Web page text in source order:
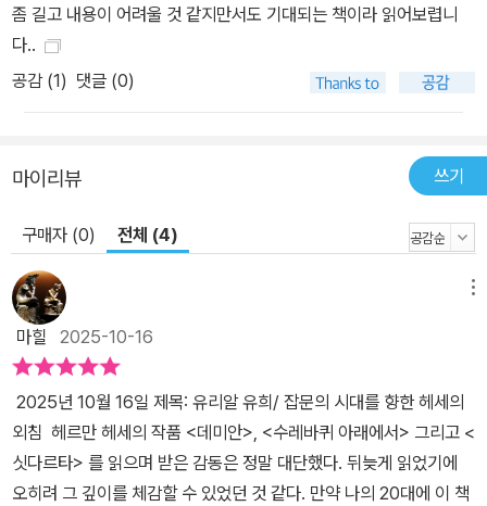
듯 한 단계씩 도약하여 마침내 가장 높은 수준으로 통합되는 소설의
많은 독자들이 어렵고 딱딱한 유리알 유희의 서문에 질려 소설 읽기
를 포기하는 경우가 있는데, 이때는 맨 뒤의 크네히트 유고를 먼저 읽
을 읽는 것도 이 소설을 즐기는 하나의 방법이 될 듯하다. 또한 크네히
트가 학생 시절에 쓴 세 편의 창작 이력서는 원래 이야기인 크네히트
의 생애와 한편으론 대비를 이루고, 다른 한편으론 보완의 역할을 하
며 그 자체로 훌륭한 유리알 유희의 모범을 보인다. 왜냐하면 크네히
트가 주인공인 전체 네 개의 이야기 속에 개인과 사회, 자유와 구속,
스승과 제자, 늙음과 젊음, 전통과 혁신의 대비와 조화가 완벽한 대칭
을 이루고 있기 때문이다.(「작품 해설」 중에서)
좀 길고 내용이 어려울 것 같지만서도 기대되는 책이라 읽어보렵니
다..
공감 (1) 댓글 (0)
마이리뷰 쓰기
구매자 (0) 전체 (4)
마힐 2025-10-16
2025년 10월 16일 제목: 유리알 유희/ 잡문의 시대를 향한 헤세의
외침 헤르만 헤세의 작품 <데미안>, <수레바퀴 아래에서> 그리고 <
싯다르타> 를 읽으며 받은 감동은 정말 대단했다. 뒤늦게 읽었기에
오히려 그 깊이를 체감할 수 있었던 것 같다. 만약 나의 20대에 이 책